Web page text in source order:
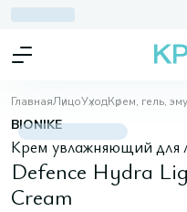
ГлавнаяЛицоУходКрем, гель,
BIONIKE
Крем увлажняющий для
Defence Hydra
Cream